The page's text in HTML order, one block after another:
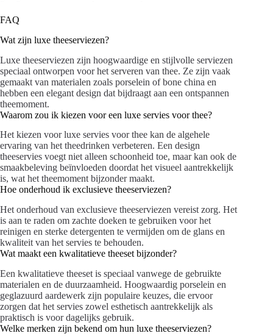
FAQ
Wat zijn luxe theeserviezen?
Luxe theeserviezen zijn hoogwaardige en stijlvolle serviezen
speciaal ontworpen voor het serveren van thee. Ze zijn vaak
gemaakt van materialen zoals porselein of bone china en
hebben een elegant design dat bijdraagt aan een ontspannen
theemoment.
Waarom zou ik kiezen voor een luxe servies voor thee?
Het kiezen voor luxe servies voor thee kan de algehele
ervaring van het theedrinken verbeteren. Een design
theeservies voegt niet alleen schoonheid toe, maar kan ook de
smaakbeleving beïnvloeden doordat het visueel aantrekkelijk
is, wat het theemoment bijzonder maakt.
Hoe onderhoud ik exclusieve theeserviezen?
Het onderhoud van exclusieve theeserviezen vereist zorg. Het
is aan te raden om zachte doeken te gebruiken voor het
reinigen en sterke detergenten te vermijden om de glans en
kwaliteit van het servies te behouden.
Wat maakt een kwalitatieve theeset bijzonder?
Een kwalitatieve theeset is speciaal vanwege de gebruikte
materialen en de duurzaamheid. Hoogwaardig porselein en
geglazuurd aardewerk zijn populaire keuzes, die ervoor
zorgen dat het servies zowel esthetisch aantrekkelijk als
praktisch is voor dagelijks gebruik.
Welke merken zijn bekend om hun luxe theeserviezen?